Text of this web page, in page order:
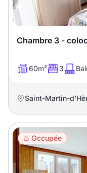
Chambre 3 -
60m² 3
Saint-Martin-
Occupée